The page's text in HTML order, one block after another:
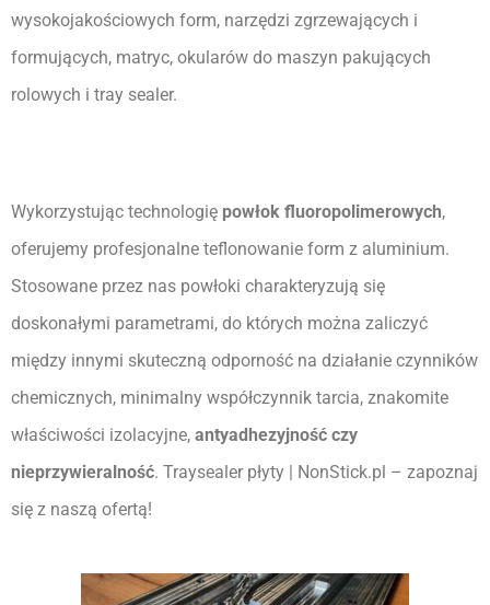
wysokojakościowych form, narzędzi zgrzewających i
formujących, matryc, okularów do maszyn pakujących
rolowych i tray sealer.
Wykorzystując technologię powłok fluoropolimerowych,
oferujemy profesjonalne teflonowanie form z aluminium.
Stosowane przez nas powłoki charakteryzują się
doskonałymi parametrami, do których można zaliczyć
między innymi skuteczną odporność na działanie czynników
chemicznych, minimalny współczynnik tarcia, znakomite
właściwości izolacyjne, antyadhezyjność czy
nieprzywieralność. Traysealer płyty | NonStick.pl – zapoznaj
się z naszą ofertą!